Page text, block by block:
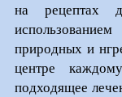
на рецептах
природных и
центре
подходящее